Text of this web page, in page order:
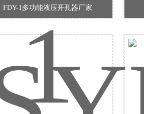
FDY-1多功能液压开孔器厂家